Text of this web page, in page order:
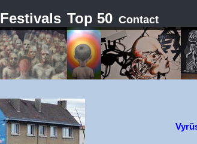
Festivals Top 50 Contact